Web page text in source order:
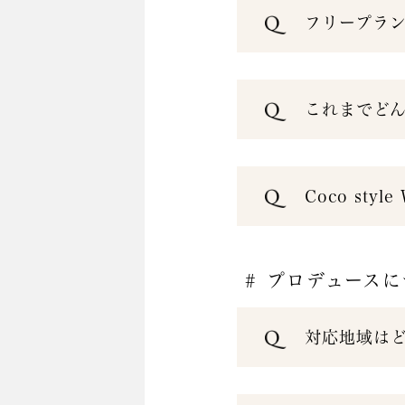
フリープラ
これまでど
Coco style
# プロデュース
対応地域は